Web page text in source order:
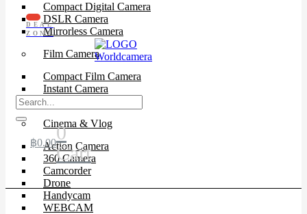
Compact Digital Camera
DSLR Camera
Mirrorless Camera
Film Camera
Compact Film Camera
Instant Camera
SLR Camera
Cinema & Vlog
Action Camera
360 Camera
Camcorder
Drone
Handycam
WEBCAM
DEAL
ZONE
฿0.000
Cart